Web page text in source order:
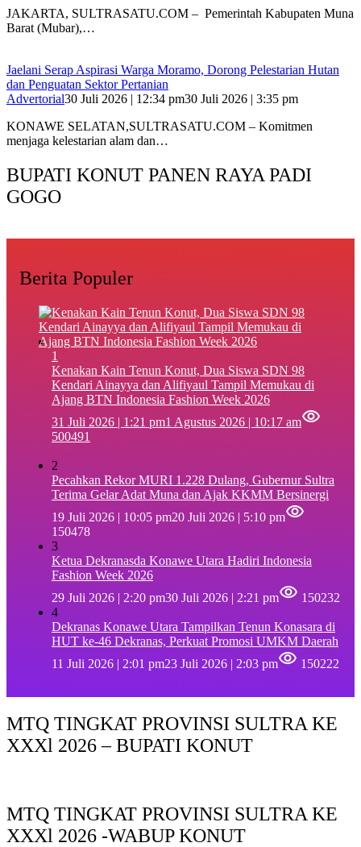
‎JAKARTA, SULTRASATU.COM – Pemerintah Kabupaten Muna
Barat (Mubar),…
Jaelani Serap Aspirasi Warga Moramo, Dorong Pelestarian Hutan
dan Penguatan Sektor Pertanian
Advertorial30 Juli 2026 | 12:34 pm30 Juli 2026 | 3:35 pm
KONAWE SELATAN,SULTRASATU.COM – Komitmen
menjaga kelestarian alam dan…
BUPATI KONUT PANEN RAYA PADI
GOGO
Berita Populer
1
‎Kenakan Kain Tenun Konut, Dua Siswa SDN 98
Kendari Ainayya dan Alifiyaul Tampil Memukau di
Ajang BTN Indonesia Fashion Week 2026
31 Juli 2026 | 1:21 pm1 Agustus 2026 | 10:17 am
500491
2
Pecahkan Rekor MURI 1.228 Dulang, Gubernur Sultra
Terima Gelar Adat Muna dan Ajak KKMM Bersinergi
19 Juli 2026 | 10:05 pm20 Juli 2026 | 5:10 pm
150478
3
Ketua Dekranasda Konawe Utara Hadiri Indonesia
Fashion Week 2026
29 Juli 2026 | 2:20 pm30 Juli 2026 | 2:21 pm
150232
4
Dekranas Konawe Utara Tampilkan Tenun Konasara di
HUT ke-46 Dekranas, Perkuat Promosi UMKM Daerah
11 Juli 2026 | 2:01 pm23 Juli 2026 | 2:03 pm 150222
MTQ TINGKAT PROVINSI SULTRA KE
XXXl 2026 – BUPATI KONUT
MTQ TINGKAT PROVINSI SULTRA KE
XXXl 2026 -WABUP KONUT